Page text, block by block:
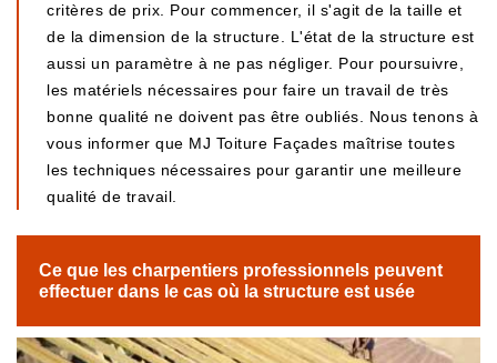
critères de prix. Pour commencer, il s'agit de la taille et
de la dimension de la structure. L'état de la structure est
aussi un paramètre à ne pas négliger. Pour poursuivre,
les matériels nécessaires pour faire un travail de très
bonne qualité ne doivent pas être oubliés. Nous tenons à
vous informer que MJ Toiture Façades maîtrise toutes
les techniques nécessaires pour garantir une meilleure
qualité de travail.
Ce que les charpentiers professionnels peuvent
effectuer dans le cas où la structure est usée